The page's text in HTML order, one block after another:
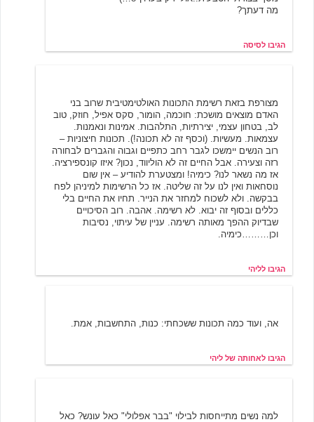
מה דעתך?
הגיבו לסיסה
מצורפת בזאת רשימת התכונות האולטימטיבית שרוב בני
האדם מוצאים מושכת: חוכמה, הומור, סקס אפיל, חוזק, טוב
לב, בטחון עצמי, יצירתיות, התלהבות. אמינות ונאמנות.
עצמאות. מעשיות. (וכסף זה לא תכונה!). תכונות חיצוניות –
רוב הנשים יימשכו לגבר רחב כתפיים וגבוה והגברים לבחורה
רזה וצעירה. אבל החיים זה לא הוליווד, נכון? איזו קונספירציה.
אז מה נשאר לנו? כימיה! ומצטערת להודיע – אין שום
נוסחאות ואין לנו על זה שליטה. אז כל הרשימות למיניהן לפח
בבקשה. ולא לשכוח למחזר את הנייר. תחיו את החיים בלי
כללים ובסוף זה יבוא. לא רשימה. אהבה. רוב הסיכויים
שבדיוק ההפך מאותה רשימה. עניין של עיתוי, נסיבות
וכן………כימיה.
הגיבו לליהי
אה, ועוד כמה תכונות ששכחתי: כנות, התחשבות, אמת.
הגיבו לאחותה של ליהי
למה נשים מתייחסות לבילוי "בבר אפלולי" כאל עונש? כאל